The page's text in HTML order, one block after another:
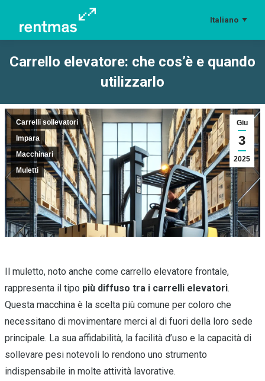
Italiano
Carrello elevatore: che cos’è e quando
utilizzarlo
Giu
3
2025
Carrelli sollevatori
Impara
Macchinari
Muletti
Il muletto, noto anche come carrello elevatore frontale,
rappresenta il tipo più diffuso tra i carrelli elevatori.
Questa macchina è la scelta più comune per coloro che
necessitano di movimentare merci al di fuori della loro sede
principale. La sua affidabilità, la facilità d’uso e la capacità di
sollevare pesi notevoli lo rendono uno strumento
indispensabile in molte attività lavorative.